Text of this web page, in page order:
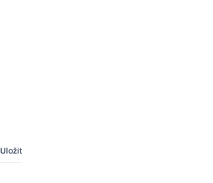
Uložit